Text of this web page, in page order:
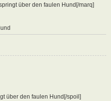
über den faulen Hund[/marq]
über den faulen Hund[/spoil]